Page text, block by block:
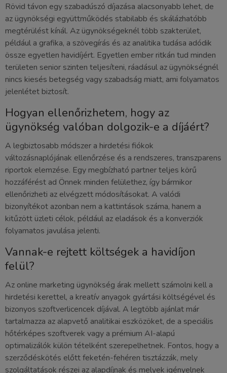
Rövid távon egy szabadúszó díjazása alacsonyabb lehet, de
az ügynökségi együttműködés stabilabb és skálázhatóbb
megtérülést kínál. Az ügynökségeknél több szakterület,
például a grafika, a szövegírás és az analitika tudása adódik
össze egyetlen havidíjért. Egyetlen ember ritkán tud minden
területen senior szinten teljesíteni, ráadásul az ügynökségnél
nincs kiesés betegség vagy szabadság miatt, ami folyamatos
jelenlétet biztosít.
Hogyan ellenőrizhetem, hogy az
ügynökség valóban dolgozik-e a díjáért?
A legbiztosabb módszer a hirdetési fiókok
változásnaplójának ellenőrzése és a rendszeres, transzparens
riportok elemzése. Egy megbízható partner teljes körű
hozzáférést ad Önnek minden felülethez, így bármikor
ellenőrizheti az elvégzett módosításokat. A valódi
bizonyítékot azonban nem a kattintások száma, hanem a
kitűzött üzleti célok, például az eladások és a konverziók
folyamatos javulása jelenti.
Vannak-e rejtett költségek a havidíjon
felül?
Az online marketing ügynökség árak mellett számolni kell a
hirdetési kerettel, a kreatív anyagok gyártási költségével és
bizonyos szoftverlicencek díjával. A legtöbb ajánlat már
tartalmazza az alapvető analitikai eszközöket, de a speciális
hőtérképes szoftverek vagy a prémium AI-alapú
optimalizálók külön tételként szerepelhetnek. Fontos, hogy a
szerződéskötés előtt feketén-fehéren tisztázzák, mely
szolgáltatások részei az alapdíjnak és melyek igényelnek